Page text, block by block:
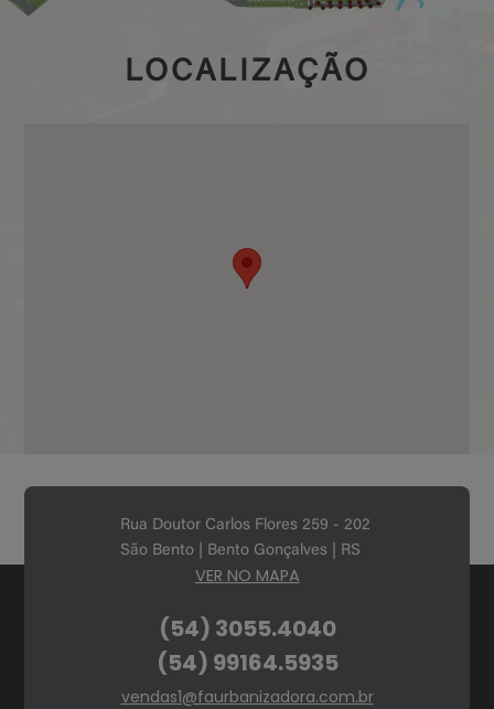
LOCALIZAÇÃO
Rua Doutor Carlos Flores 259 - 202
São Bento | Bento Gonçalves | RS
VER NO MAPA
(54) 3055.4040
(54) 99164.5935
vendas1@faurbanizadora.com.br